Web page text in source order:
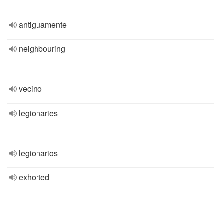
antiguamente
neighbouring
vecino
legionaries
legionarios
exhorted